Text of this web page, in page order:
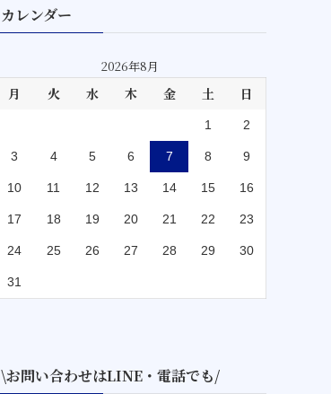
カレンダー
2026年8月
月 火 水 木 金 土 日
1 2
3 4 5 6 7 8 9
10 11 12 13 14 15 16
17 18 19 20 21 22 23
24 25 26 27 28 29 30
31
\お問い合わせはLINE・電話でも/